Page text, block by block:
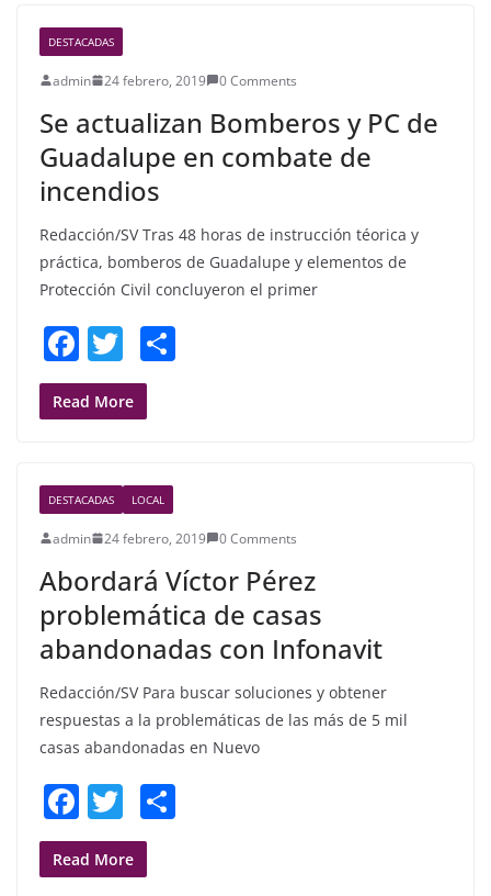
b
o
o
k
DESTACADAS
admin 24 febrero, 2019 0 Comments
Se actualizan Bomberos y PC de
Guadalupe en combate de
incendios
Redacción/SV Tras 48 horas de instrucción téorica y
práctica, bomberos de Guadalupe y elementos de
Protección Civil concluyeron el primer
F
a
c
b
o
o
k
T
w
itt
Read More
DESTACADAS LOCAL
admin 24 febrero, 2019 0 Comments
Abordará Víctor Pérez
problemática de casas
abandonadas con Infonavit
Redacción/SV Para buscar soluciones y obtener
respuestas a la problemáticas de las más de 5 mil
casas abandonadas en Nuevo
F
a
c
T
w
itt
Read More